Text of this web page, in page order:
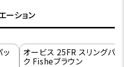
ーション
オービス 25FR スリングパッ
ク Fisheブラウン